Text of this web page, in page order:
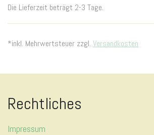
Die Lieferzeit beträgt 2-3 Tage.
*inkl. Mehrwertsteuer zzgl. Versandkosten
Rechtliches
Impressum